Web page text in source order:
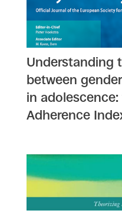
Understanding
between
in
Adherence